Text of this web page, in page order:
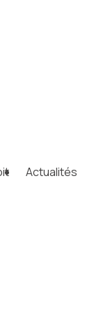
Actualités